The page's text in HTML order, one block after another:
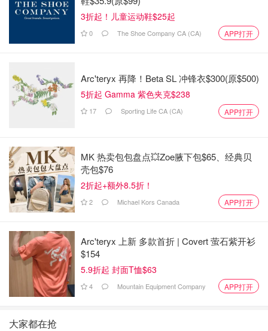
3折起！儿童运动鞋$25起
0 The Shoe Company CA (CA) APP打开
Arc'teryx 再降！Beta SL 冲锋衣$300(原$500)
5折起 Gamma 紫色夹克$238
17 Sporting Life CA (CA) APP打开
MK 热卖包包盘点💥Zoe腋下包$65、经典贝
壳包$76
2折起+额外8.5折！
2 Michael Kors Canada APP打开
Arc'teryx 上新 多款首折 | Covert 萤石紫开衫
$154
5.9折起 封面T恤$63
4 Mountain Equipment Company APP打开
大家都在抢